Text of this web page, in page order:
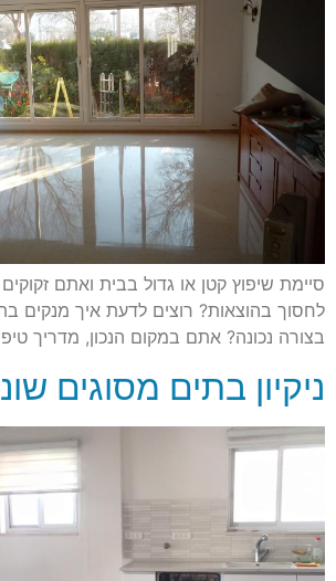
סיימת שיפוץ קטן או גדול בבית ואתם זקוקים
לחסוך בהוצאות? רוצים לדעת איך מנקים
בצורה נכונה? אתם במקום הנכון, מדריך
ניקיון בתים מסוגים